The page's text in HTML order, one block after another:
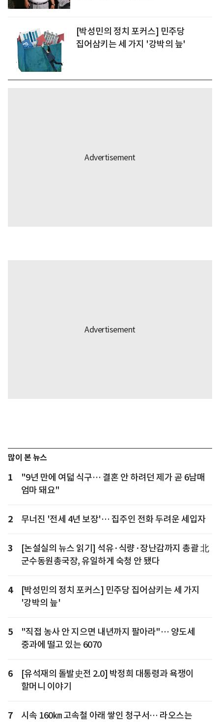
[박성민의 정치 포커스] 민주당
집어삼키는 세 가지 '강박의 늪'
많이 본 뉴스
1
"9년 만에 여덟 식구… 결혼 안 하려던 제가 곧 6남매
엄마 돼요"
2 무너진 '전세 4년 보장'… 집주인 전화 두려운 세입자
3
[논설실의 뉴스 읽기] 석유·식량·장난감까지 총괄 北
군수동원총국장, 유일하게 숙청 안 됐다
4
[박성민의 정치 포커스] 민주당 집어삼키는 세 가지
'강박의 늪'
5
"직접 농사 안 지으면 내년까지 팔아라"… 양도세
중과에 떨고 있는 6070
6
[유석재의 돌발史전 2.0] 박정희 대통령과 욕쟁이
할머니 이야기
7
시속 160㎞ 고속철 아래 쌓인 청구서… 라오스는